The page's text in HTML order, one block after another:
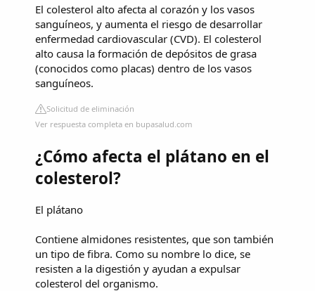
El colesterol alto afecta al corazón y los vasos
sanguíneos, y aumenta el riesgo de desarrollar
enfermedad cardiovascular (CVD). El colesterol
alto causa la formación de depósitos de grasa
(conocidos como placas) dentro de los vasos
sanguíneos.
Solicitud de eliminación
Ver respuesta completa en bupasalud.com
¿Cómo afecta el plátano en el
colesterol?
El plátano
Contiene almidones resistentes, que son también
un tipo de fibra. Como su nombre lo dice, se
resisten a la digestión y ayudan a expulsar
colesterol del organismo.